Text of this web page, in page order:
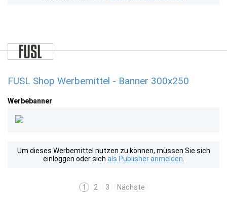
FUSL Shop Werbemittel - Banner 300x250
Werbebanner
Um dieses Werbemittel nutzen zu können, müssen Sie sich
einloggen oder sich als Publisher anmelden
1 2 3 Nächste